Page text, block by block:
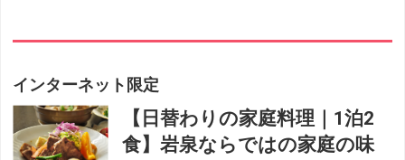
インターネット限定
【日替わりの家庭料理｜1泊2
食】岩泉ならではの家庭の味